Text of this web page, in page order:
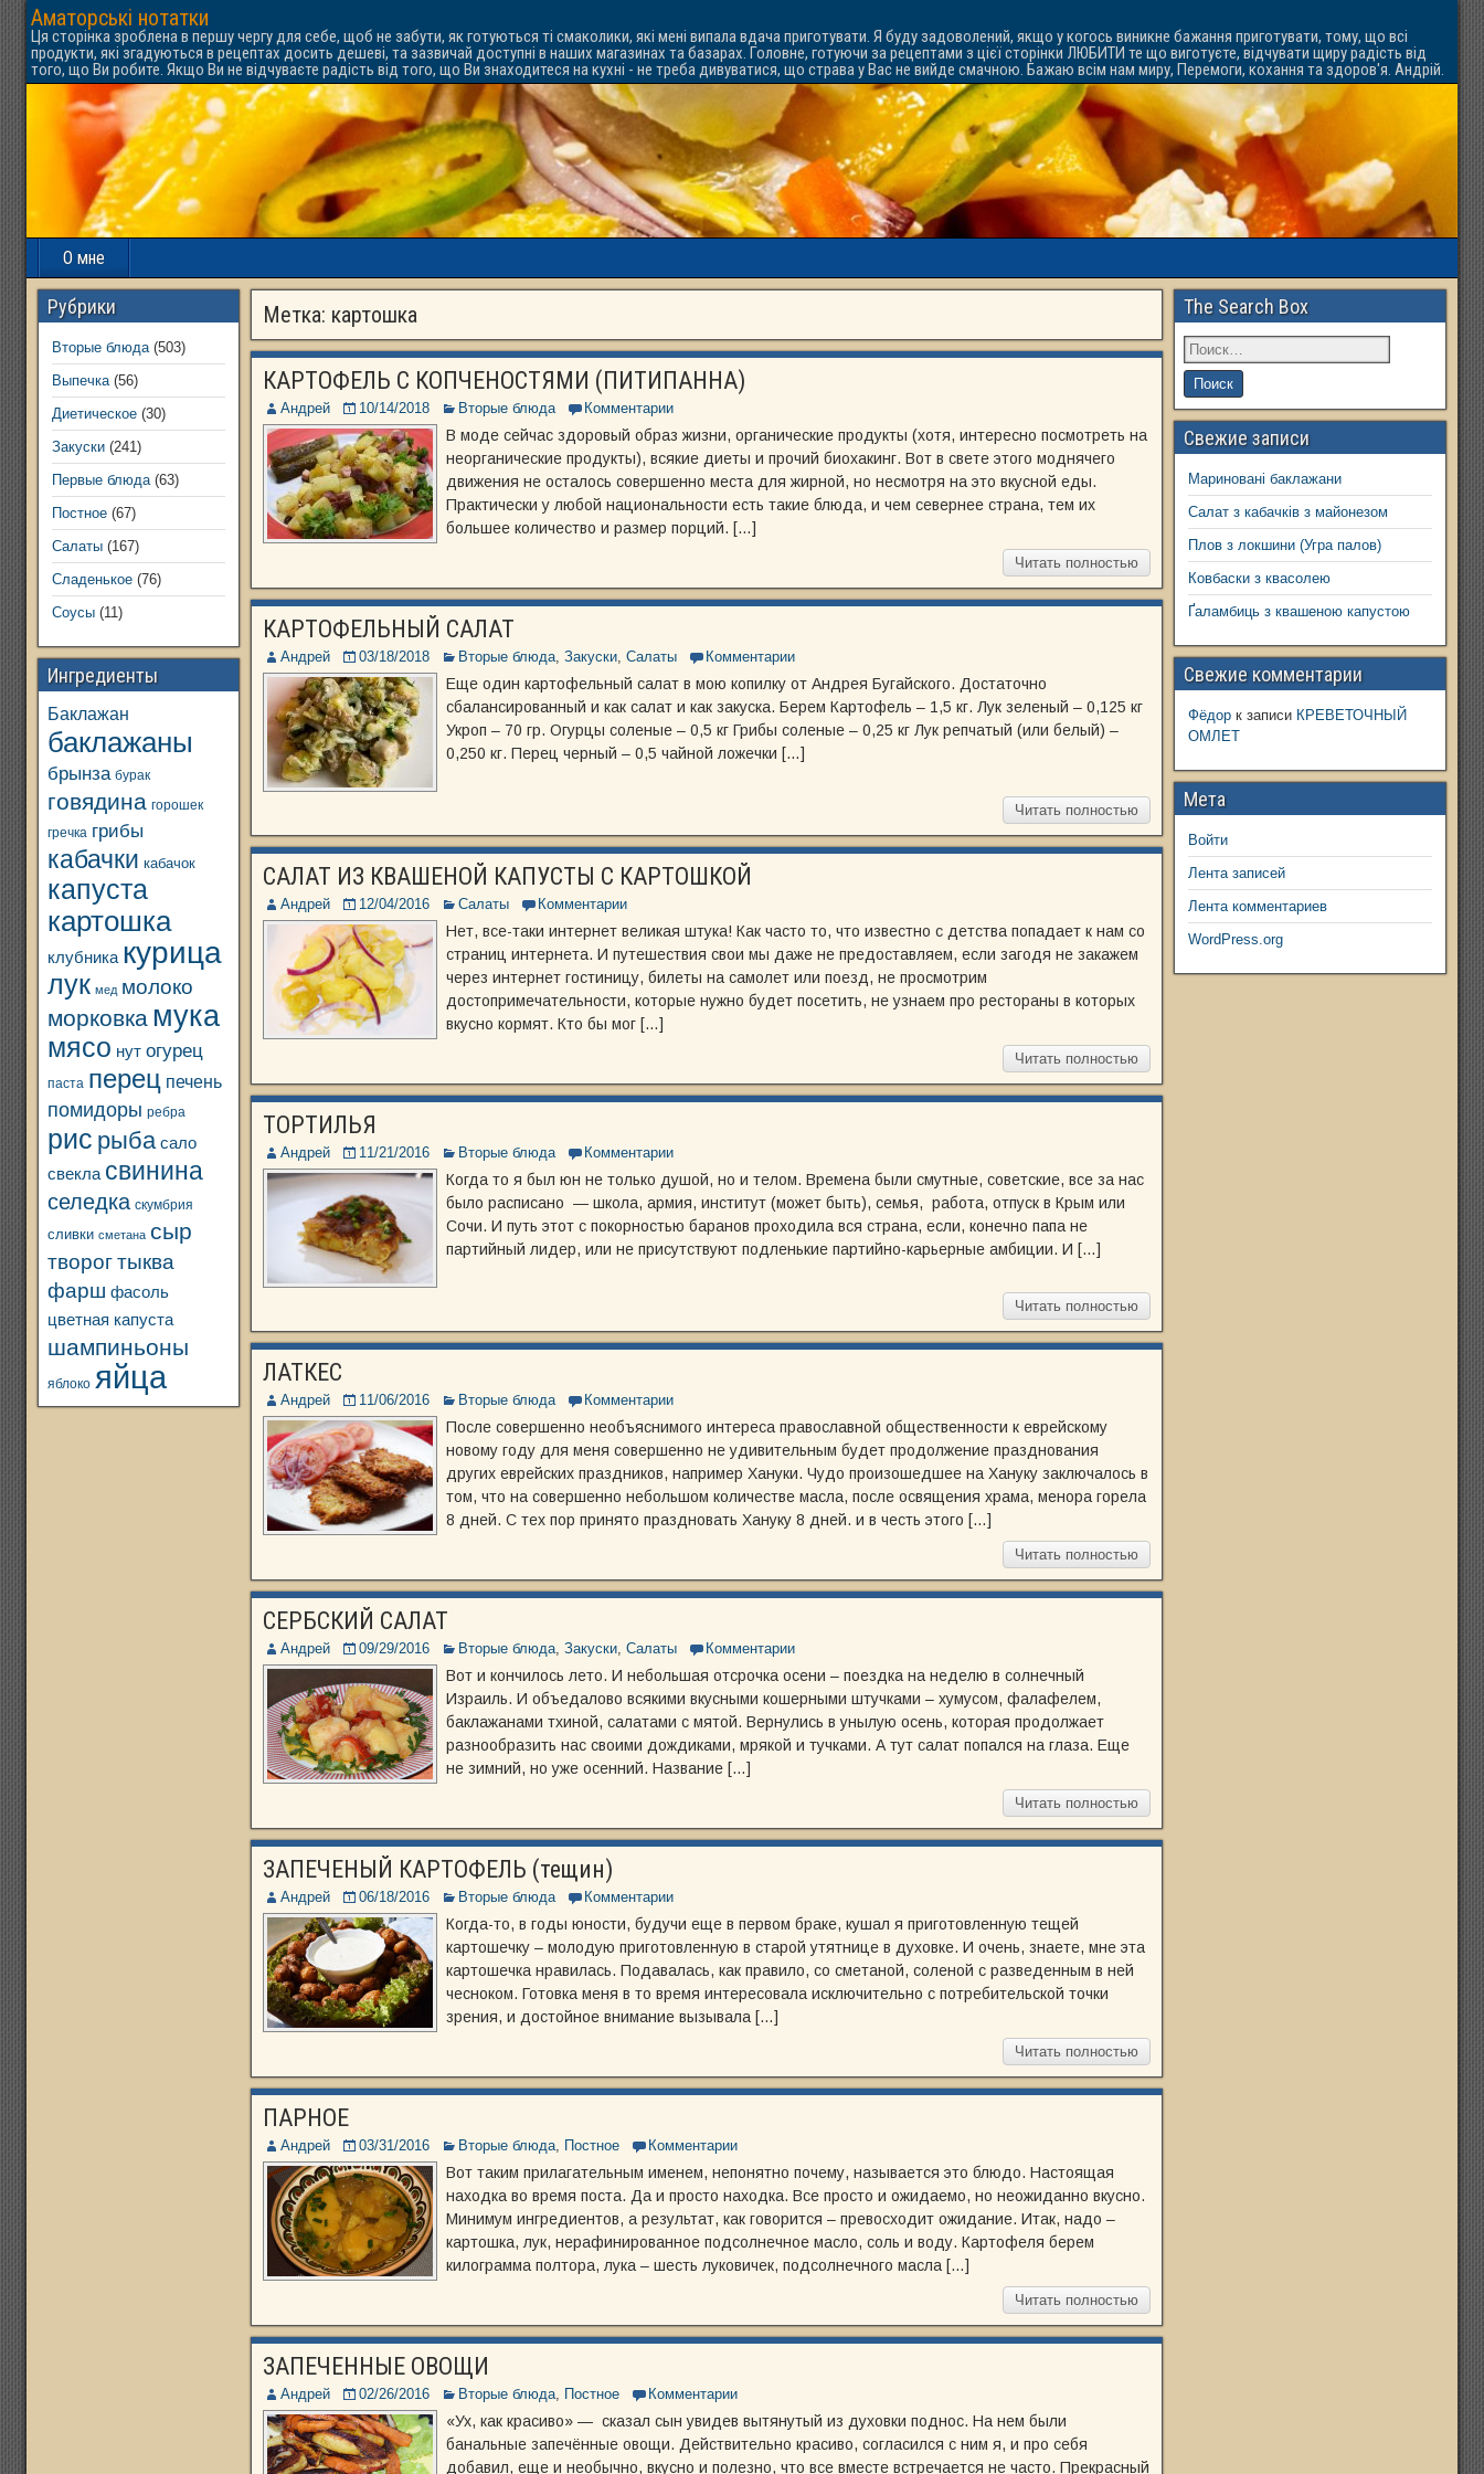
Аматорські нотатки
Ця сторінка зроблена в першу чергу для себе, щоб не забути, як готуються ті смаколики, які мені випала вдача приготувати. Я буду задоволений, якщо у когось виникне бажання приготувати, тому, що всі
продукти, які згадуються в рецептах досить дешеві, та зазвичай доступні в наших магазинах та базарах. Головне, готуючи за рецептами з цієї сторінки ЛЮБИТИ те що виготуєте, відчувати щиру радість від
того, що Ви робите. Якщо Ви не відчуваєте радість від того, що Ви знаходитеся на кухні - не треба дивуватися, що страва у Вас не вийде смачною. Бажаю всім нам миру, Перемоги, кохання та здоров'я. Андрій.
О мне
Метка: картошка
КАРТОФЕЛЬ С КОПЧЕНОСТЯМИ (ПИТИПАННА)
Андрей 10/14/2018 Вторые блюда Комментарии
В моде сейчас здоровый образ жизни, органические продукты (хотя, интересно посмотреть на
неорганические продукты), всякие диеты и прочий биохакинг. Вот в свете этого моднячего
движения не осталось совершенно места для жирной, но несмотря на это вкусной еды.
Практически у любой национальности есть такие блюда, и чем севернее страна, тем их
большее количество и размер порций. […]
Читать полностью
КАРТОФЕЛЬНЫЙ САЛАТ
Андрей 03/18/2018 Вторые блюда, Закуски, Салаты Комментарии
Еще один картофельный салат в мою копилку от Андрея Бугайского. Достаточно
сбалансированный и как салат и как закуска. Берем Картофель – 1,5 кг. Лук зеленый – 0,125 кг
Укроп – 70 гр. Огурцы соленые – 0,5 кг Грибы соленые – 0,25 кг Лук репчатый (или белый) –
0,250 кг. Перец черный – 0,5 чайной ложечки […]
Читать полностью
САЛАТ ИЗ КВАШЕНОЙ КАПУСТЫ С КАРТОШКОЙ
Андрей 12/04/2016 Салаты Комментарии
Нет, все-таки интернет великая штука! Как часто то, что известно с детства попадает к нам со
страниц интернета. И путешествия свои мы даже не предоставляем, если загодя не закажем
через интернет гостиницу, билеты на самолет или поезд, не просмотрим
достопримечательности, которые нужно будет посетить, не узнаем про рестораны в которых
вкусно кормят. Кто бы мог […]
Читать полностью
ТОРТИЛЬЯ
Андрей 11/21/2016 Вторые блюда Комментарии
Когда то я был юн не только душой, но и телом. Времена были смутные, советские, все за нас
было расписано — школа, армия, институт (может быть), семья, работа, отпуск в Крым или
Сочи. И путь этот с покорностью баранов проходила вся страна, если, конечно папа не
партийный лидер, или не присутствуют подленькие партийно-карьерные амбиции. И […]
Читать полностью
ЛАТКЕС
Андрей 11/06/2016 Вторые блюда Комментарии
После совершенно необъяснимого интереса православной общественности к еврейскому
новому году для меня совершенно не удивительным будет продолжение празднования
других еврейских праздников, например Хануки. Чудо произошедшее на Хануку заключалось в
том, что на совершенно небольшом количестве масла, после освящения храма, менора горела
8 дней. С тех пор принято праздновать Хануку 8 дней. и в честь этого […]
Читать полностью
СЕРБСКИЙ САЛАТ
Андрей 09/29/2016 Вторые блюда, Закуски, Салаты Комментарии
Вот и кончилось лето. И небольшая отсрочка осени – поездка на неделю в солнечный
Израиль. И объедалово всякими вкусными кошерными штучками – хумусом, фалафелем,
баклажанами тхиной, салатами с мятой. Вернулись в унылую осень, которая продолжает
разнообразить нас своими дождиками, мрякой и тучками. А тут салат попался на глаза. Еще
не зимний, но уже осенний. Название […]
Читать полностью
ЗАПЕЧЕНЫЙ КАРТОФЕЛЬ (тещин)
Андрей 06/18/2016 Вторые блюда Комментарии
Когда-то, в годы юности, будучи еще в первом браке, кушал я приготовленную тещей
картошечку – молодую приготовленную в старой утятнице в духовке. И очень, знаете, мне эта
картошечка нравилась. Подавалась, как правило, со сметаной, соленой с разведенным в ней
чесноком. Готовка меня в то время интересовала исключительно с потребительской точки
зрения, и достойное внимание вызывала […]
Читать полностью
ПАРНОЕ
Андрей 03/31/2016 Вторые блюда, Постное Комментарии
Вот таким прилагательным именем, непонятно почему, называется это блюдо. Настоящая
находка во время поста. Да и просто находка. Все просто и ожидаемо, но неожиданно вкусно.
Минимум ингредиентов, а результат, как говорится – превосходит ожидание. Итак, надо –
картошка, лук, нерафинированное подсолнечное масло, соль и воду. Картофеля берем
килограмма полтора, лука – шесть луковичек, подсолнечного масла […]
Читать полностью
ЗАПЕЧЕННЫЕ ОВОЩИ
Андрей 02/26/2016 Вторые блюда, Постное Комментарии
«Ух, как красиво» — сказал сын увидев вытянутый из духовки поднос. На нем были
банальные запечённые овощи. Действительно красиво, согласился с ним я, и про себя
добавил, еще и необычно, вкусно и полезно, что все вместе встречается не часто. Прекрасный
Рубрики
Вторые блюда(503)
Выпечка(56)
Диетическое (30)
Закуски (241)
Первые блюда(63)
Постное (67)
Салаты (167)
Сладенькое (76)
Соусы (11)
Ингредиенты
Баклажан
баклажаны
брынза бурак
говядина горошек
гречка грибы
кабачки кабачок
капуста
картошка
клубника курица
лук мед молоко
морковка мука
мясо нут огурец
паста перец печень
помидоры ребра
рис рыба сало
свекла свинина
селедка скумбрия
сливки сметана сыр
творогтыква
фарш фасоль
цветная капуста
шампиньоны
яблоко яйца
The Search Box
Свежие записи
Мариновані баклажани
Салат з кабачків з майонезом
Плов з локшини (Угра палов)
Ковбаски з квасолею
Ґаламбиць з квашеною капустою
Свежие комментарии
Фёдорк записи КРЕВЕТОЧНЫЙ
ОМЛЕТ
Мета
Войти
Лента записей
Лента комментариев
WordPress.org